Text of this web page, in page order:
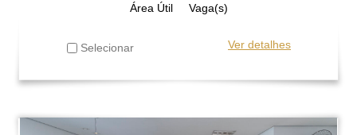
Área Útil
Vaga(s)
Selecionar Ver detalhes